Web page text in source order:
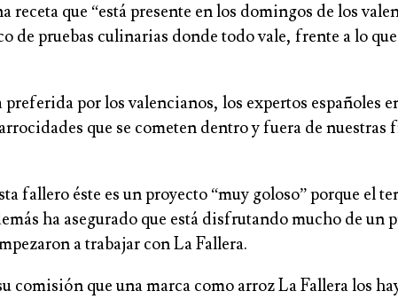
que “está presente en los domingos de los
pruebas culinarias donde todo vale, frente a lo
por los valencianos, los expertos españoles
que se cometen dentro y fuera de
fallero éste es un proyecto “muy goloso” porque el
ha asegurado que está disfrutando mucho de un
a trabajar con La Fallera.
comisión que una marca como arroz La Fallera los